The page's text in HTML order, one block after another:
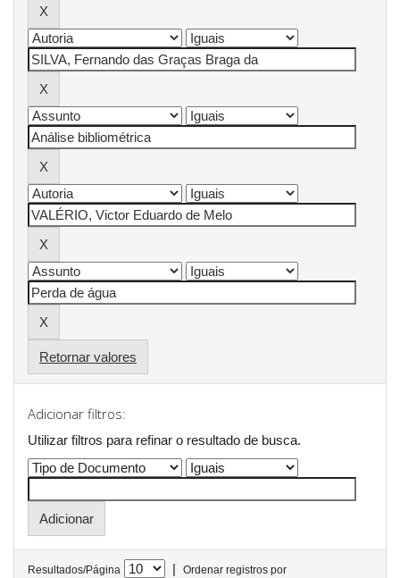
Retornar valores
Adicionar filtros:
Utilizar filtros para refinar o resultado de busca.
Resultados/Página |
Ordenar registros por